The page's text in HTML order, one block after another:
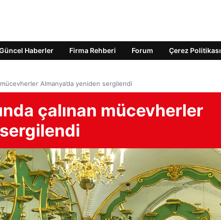
Haberler Firma Rehberi Forum Çerez Politikası
Almanya’da yeniden sergilendi
çalınan mücevherler